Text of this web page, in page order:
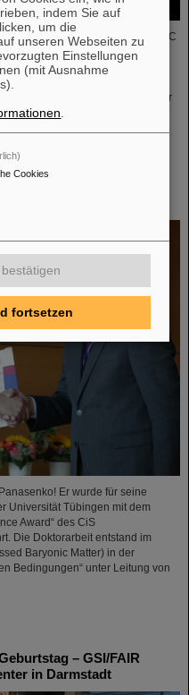
Schwerionenbetriebszeit des LHC
zu werden und
Kerne kollidierten bei einer
(verglichen mit 5,02 TeV
als eine Größenordnung über
den Neustart des
Daten nehmen konnte.
Doktorarbeit
Er wurde für seine
Universität Tübingen mit dem
Award“ des CiS
Die Doktorarbeit entstand im
Baryonic Matter) in der
Bedingungen“ unter Leitung von
– GSI/FAIR
in Darmstadt
indem Sie auf
um die
unseren Webseiten zu
Einstellungen
(mit Ausnahme
Cookies
fortsetzen